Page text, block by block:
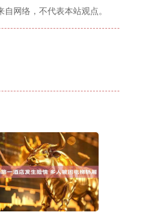
网络，不代表本站观点。